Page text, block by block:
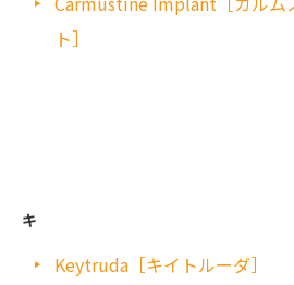
ト］
キ
Keytruda［キイトルーダ］